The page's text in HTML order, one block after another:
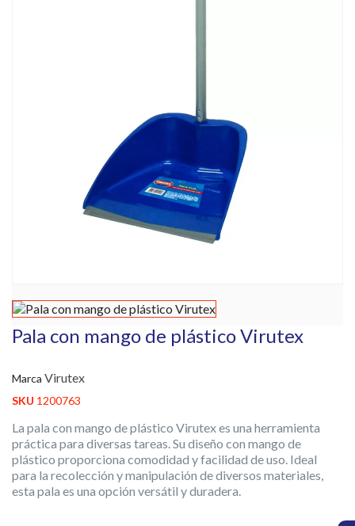
Pala con mango de plástico Virutex
Marca Virutex
SKU 1200763
La pala con mango de plástico Virutex es una herramienta
práctica para diversas tareas. Su diseño con mango de
plástico proporciona comodidad y facilidad de uso. Ideal
para la recolección y manipulación de diversos materiales,
esta pala es una opción versátil y duradera.